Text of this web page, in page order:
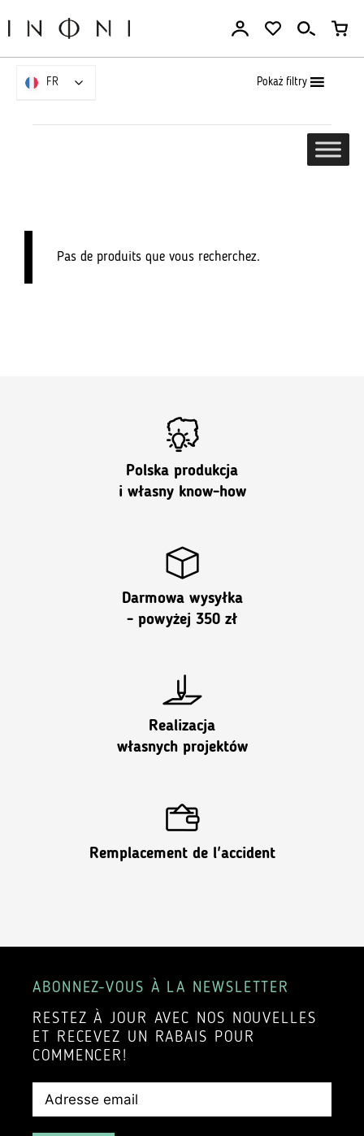
Pokaż filtry
Pas de produits que vous recherchez.
Polska produkcja
i własny know-how
Darmowa wysyłka
- powyżej 350 zł
Realizacja
własnych projektów
Remplacement de l'accident
ABONNEZ-VOUS À LA NEWSLETTER
RESTEZ À JOUR AVEC NOS NOUVELLES
ET RECEVEZ UN RABAIS POUR
COMMENCER!
FR
FR